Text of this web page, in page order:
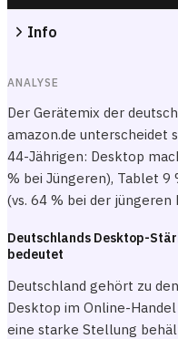
Info
ANALYSE
Der Gerätemix der
amazon.de unterscheidet
44-Jährigen: Desktop
% bei Jüngeren), Tablet 9
(vs. 64 % bei der jüngeren
Deutschlands Desktop-
bedeutet
Deutschland gehört zu
Desktop im Online-
eine starke Stellung